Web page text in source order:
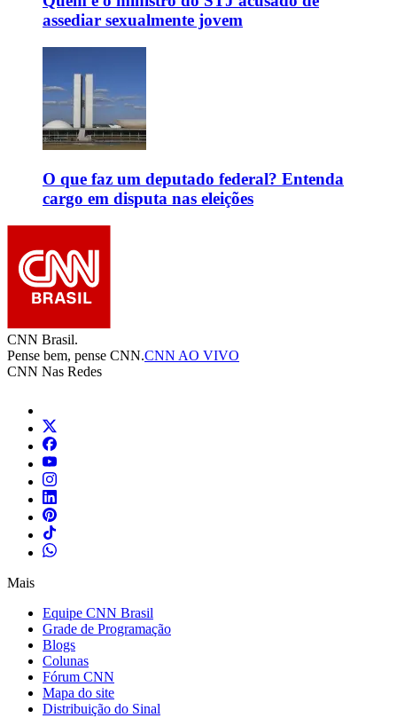
assediar sexualmente jovem
O que faz um deputado federal? Entenda
cargo em disputa nas eleições
CNN Brasil.
Pense bem, pense CNN.CNN AO VIVO
CNN Nas Redes
Mais
Equipe CNN Brasil
Grade de Programação
Blogs
Colunas
Fórum CNN
Mapa do site
Distribuição do Sinal